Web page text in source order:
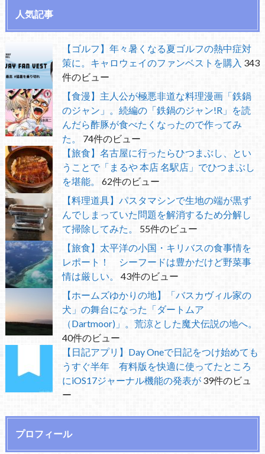
人気記事
【ゴルフ】年々暑くなる夏ゴルフの熱中症対
策に。キャロウェイのファンベストを購入 343
件のビュー
【食漫】主人公が極悪非道な料理漫画「鉄鍋
のジャン」。続編の「鉄鍋のジャン!R」を読
んだら酢豚が食べたくなったので作ってみ
た。
74件のビュー
【旅食】名古屋に行ったらひつまぶし、とい
うことで「まるや 本店 名駅店」でひつまぶし
を堪能。
62件のビュー
【料理道具】パスタマシンで生地の端が黒ず
んでしまっていた問題を解消するため分解し
て掃除してみた。
55件のビュー
【旅食】太平洋の小国・キリバスの食事情を
レポート！ シーフードは豊かだけど野菜事
情は厳しい。
43件のビュー
【ホームズゆかりの地】「バスカヴィル家の
犬」の舞台になった「ダートムア
（Dartmoor)」。荒涼とした魔犬伝説の地へ。
40件のビュー
【日記アプリ】Day Oneで日記をつけ始めても
うすぐ半年 有料版を快適に使ってたところ
にiOS17ジャーナル機能の発表が 39件のビュ
ー
プロフィール